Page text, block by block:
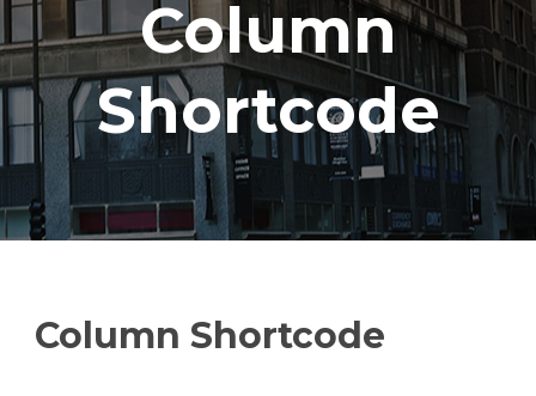
Column
Shortcode
Column Shortcode